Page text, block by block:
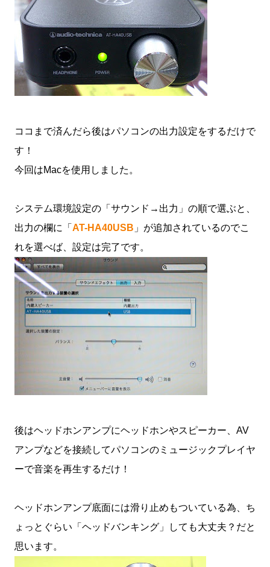
ココまで済んだら後はパソコンの出力設定をするだけで
す！
今回はMacを使用しました。
システム環境設定の「サウンド→出力」の順で選ぶと、
出力の欄に「 AT-HA40USB 」が追加されているのでこ
れを選べば、設定は完了です。
後はヘッドホンアンプにヘッドホンやスピーカー、AV
アンプなどを接続してパソコンのミュージックプレイヤ
ーで音楽を再生するだけ！
ヘッドホンアンプ底面には滑り止めもついている為、ち
ょっとぐらい「ヘッドバンキング」しても大丈夫？だと
思います。